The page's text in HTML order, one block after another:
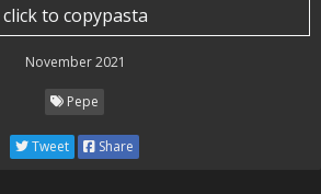
click to copypasta
November 2021
Pepe
Tweet Share